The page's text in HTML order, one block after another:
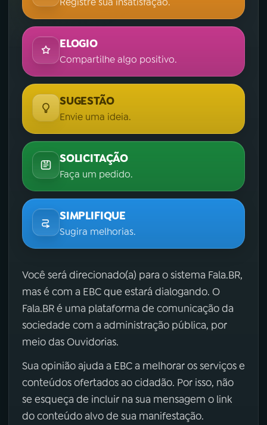
ELOGIO
Compartilhe algo positivo.
SUGESTÃO
Envie uma ideia.
SOLICITAÇÃO
Faça um pedido.
SIMPLIFIQUE
Sugira melhorias.
Você será direcionado(a) para o sistema Fala.BR,
mas é com a EBC que estará dialogando. O
Fala.BR é uma plataforma de comunicação da
sociedade com a administração pública, por
meio das Ouvidorias.
Sua opinião ajuda a EBC a melhorar os serviços e
conteúdos ofertados ao cidadão. Por isso, não
se esqueça de incluir na sua mensagem o link
do conteúdo alvo de sua manifestação.